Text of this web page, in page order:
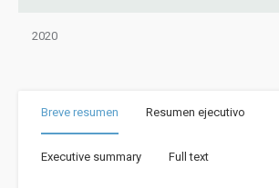
2020
Breve resumen Resumen ejecutivo
Executive summary Full text